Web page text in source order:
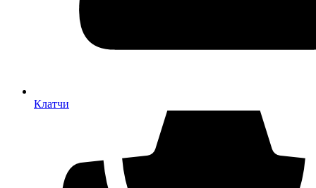
Клатчи